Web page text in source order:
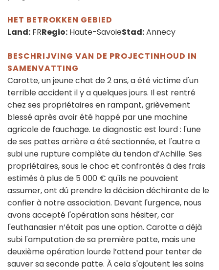
HET BETROKKEN GEBIED
Land: FRRegio: Haute-SavoieStad:Annecy
BESCHRIJVING VAN DE PROJECTINHOUD IN
SAMENVATTING
Carotte, un jeune chat de 2 ans, a été victime d'un
terrible accident il y a quelques jours. Il est rentré
chez ses propriétaires en rampant, grièvement
blessé après avoir été happé par une machine
agricole de fauchage. Le diagnostic est lourd : l'une
de ses pattes arrière a été sectionnée, et l'autre a
subi une rupture complète du tendon d’Achille. Ses
propriétaires, sous le choc et confrontés à des frais
estimés à plus de 5 000 € qu'ils ne pouvaient
assumer, ont dû prendre la décision déchirante de le
confier à notre association. Devant l'urgence, nous
avons accepté l'opération sans hésiter, car
l'euthanasier n’était pas une option. Carotte a déjà
subi l'amputation de sa première patte, mais une
deuxième opération lourde l’attend pour tenter de
sauver sa seconde patte. À cela s'ajoutent les soins